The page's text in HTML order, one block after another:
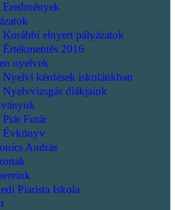
Eredmények
Korábbi elnyert pályázatok
Értékmentés 2016
nyelvek
Nyelvi kérdések iskolánkban
Nyelvvizsgás diákjaink
Piár Futár
Évkönyv
András
Piarista Iskola